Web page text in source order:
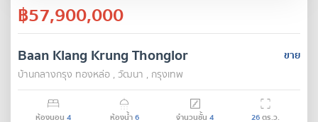
฿57,900,000
ขาย
Baan Klang Krung Thonglor
บ้านกลางกรุง ทองหล่อ , วัฒนา , กรุงเทพ
ห้องนอน 4 ห้องน้ำ6 จำนวนชั้น 4 26ตร.ว.